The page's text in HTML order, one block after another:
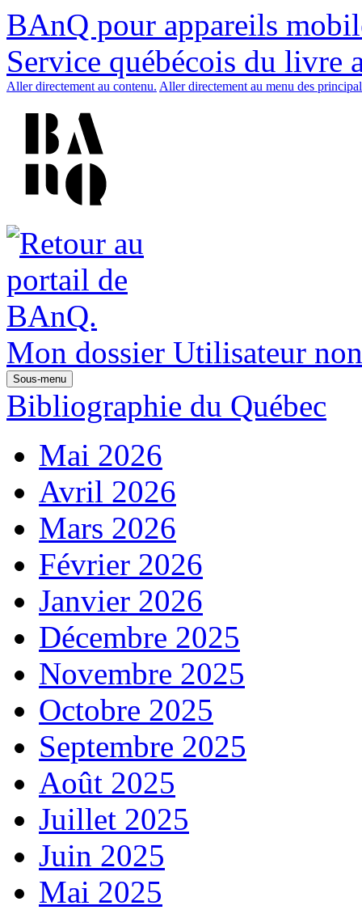
BAnQ pour appareils
Service québécois du livre
Aller directement au contenu. Aller directement au menu des
Mon dossier Utilisateur
Sous-menu
Bibliographie du Québec
Mai 2026
Avril 2026
Mars 2026
Février 2026
Janvier 2026
Décembre 2025
Novembre 2025
Octobre 2025
Septembre 2025
Août 2025
Juillet 2025
Juin 2025
Mai 2025